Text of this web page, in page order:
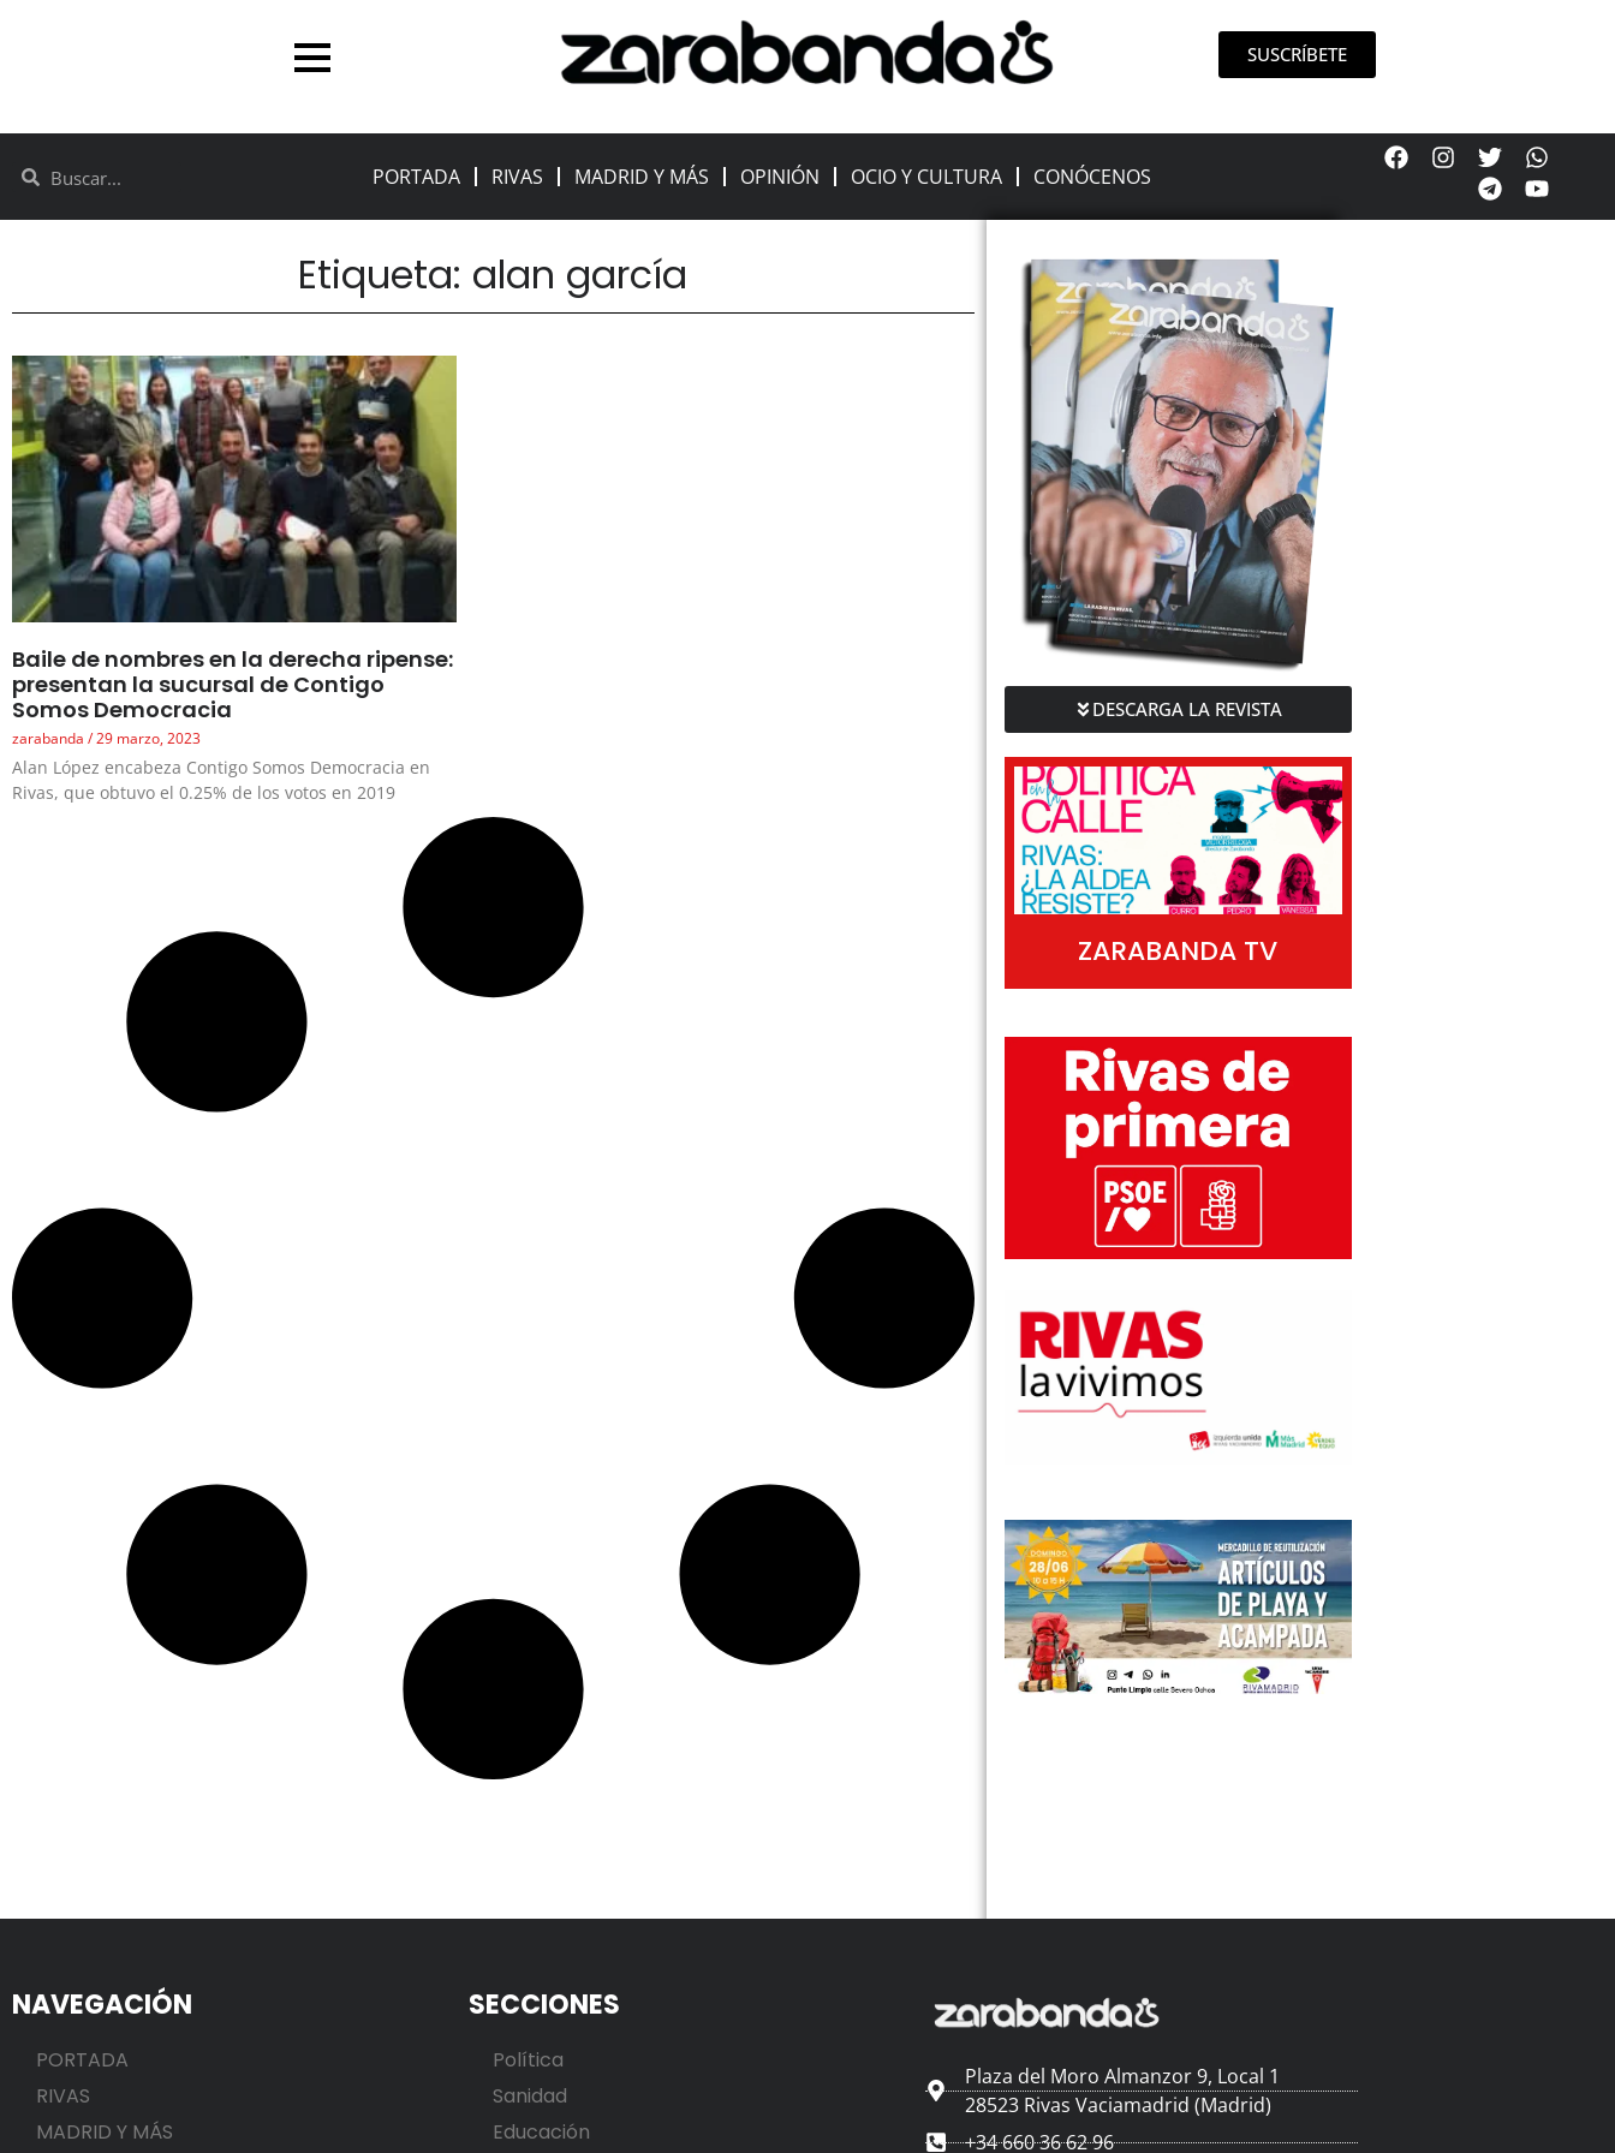
SUSCRÍBETE
PORTADA RIVAS MADRID Y MÁS OPINIÓN OCIO Y CULTURA CONÓCENOS
Etiqueta: alan garcía
Baile de nombres en la derecha ripense:
presentan la sucursal de Contigo
Somos Democracia
zarabanda 29 marzo, 2023
Alan López encabeza Contigo Somos Democracia en
Rivas, que obtuvo el 0.25% de los votos en 2019
DESCARGA LA REVISTA
ZARABANDA TV
NAVEGACIÓN
PORTADA
RIVAS
MADRID Y MÁS
SECCIONES
Política
Sanidad
Educación
Plaza del Moro Almanzor 9, Local 1
28523 Rivas Vaciamadrid (Madrid)
+34 660 36 62 96